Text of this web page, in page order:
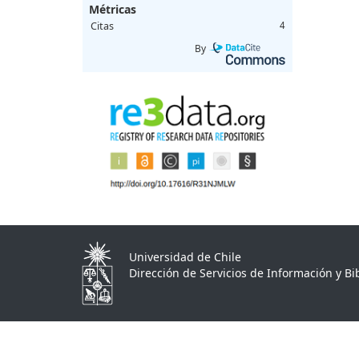
Métricas
Citas 4
By
Universidad de Chile
Dirección de Servicios de Información y